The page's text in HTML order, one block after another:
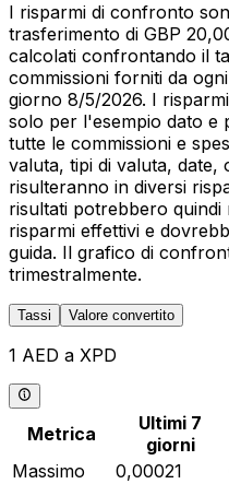
I risparmi di confronto
trasferimento di GBP
calcolati confrontando il
commissioni forniti da
giorno 8/5/2026. I
solo per l'esempio dato
tutte le commissioni e
valuta, tipi di valuta, date,
risulteranno in diversi
risultati potrebbero quindi
risparmi effettivi e
guida. Il grafico di
trimestralmente.
Tassi Valore convertito
1 AED a XPD
Metrica
Ultimi 7
giorni
Massimo
0,00021